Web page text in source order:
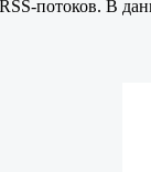
потоков. В